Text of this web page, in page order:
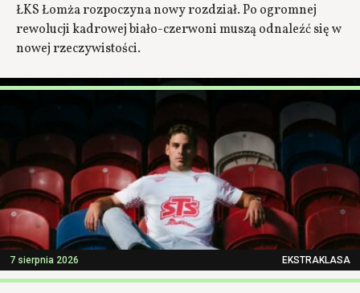
ŁKS Łomża rozpoczyna nowy rozdział. Po ogromnej
rewolucji kadrowej biało-czerwoni muszą odnaleźć się w
nowej rzeczywistości.
7 sierpnia 2026 EKSTRAKLASA